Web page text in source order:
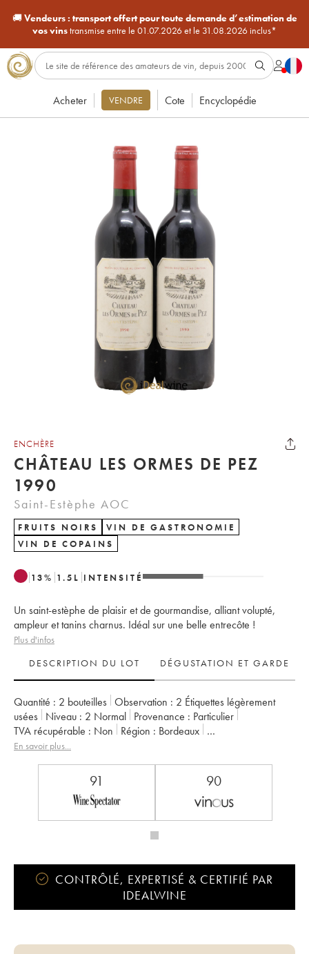
🚚Vendeurs : transport offert pour toute demande d’estimation de
vos vinstransmise entre le 01.07.2026 et le 31.08.2026 inclus*
Acheter VENDRE Cote Encyclopédie
ENCHÈRE
CHÂTEAU LES ORMES DE PEZ
1990
Saint-Estèphe AOC
FRUITS NOIRS
VIN DE GASTRONOMIE
VIN DE COPAINS
13% 1.5 L INTENSITÉ
Un saint-estèphe de plaisir et de gourmandise, alliant volupté,
ampleur et tanins charnus. Idéal sur une belle entrecôte !
Plus d'infos
DESCRIPTION DU LOT
DÉGUSTATION ET GARDE
Quantité : 2 bouteilles Observation : 2 Étiquettes légèrement
usées
Niveau : 2 Normal Provenance : particulier
TVA récupérable :
non Région :
Bordeaux
Appellation :
En savoir plus...
91 90
CONTRÔLÉ, EXPERTISÉ & CERTIFIÉ PAR
IDEALWINE